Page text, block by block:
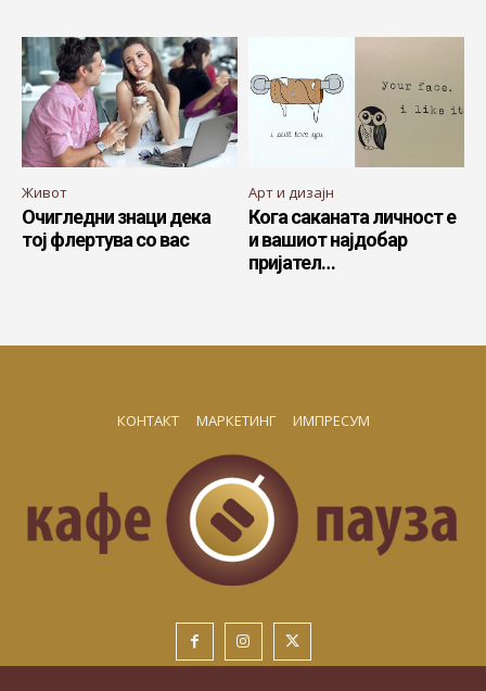
Живот
Очигледни знаци дека
тој флертува со вас
Арт и дизајн
Кога саканата личност е
и вашиот најдобар
пријател…
КОНТАКТ МАРКЕТИНГ ИМПРЕСУМ